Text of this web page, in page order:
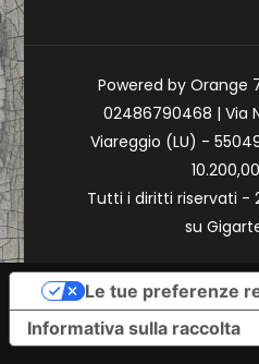
Powered by Orange 7
02486790468 | Via
Viareggio (LU) -
Tutti i diritti riservati -
su
Informativa sulla raccolta
Le tue preferenze